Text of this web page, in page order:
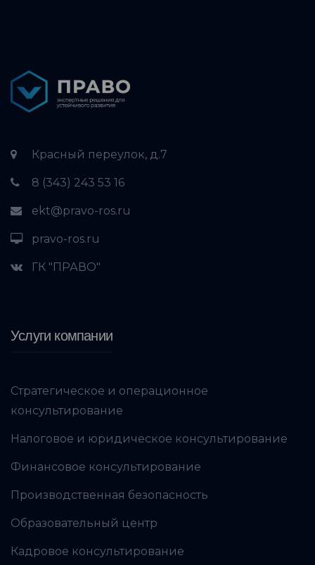
Красный переулок, д.7
8 (343) 243 53 16
ekt@pravo-ros.ru
pravo-ros.ru
ГК "ПРАВО"
Услуги компании
Стратегическое и операционное
консультирование
Налоговое и юридическое консультирование
Финансовое консультирование
Производственная безопасность
Образовательный центр
Кадровое консультирование